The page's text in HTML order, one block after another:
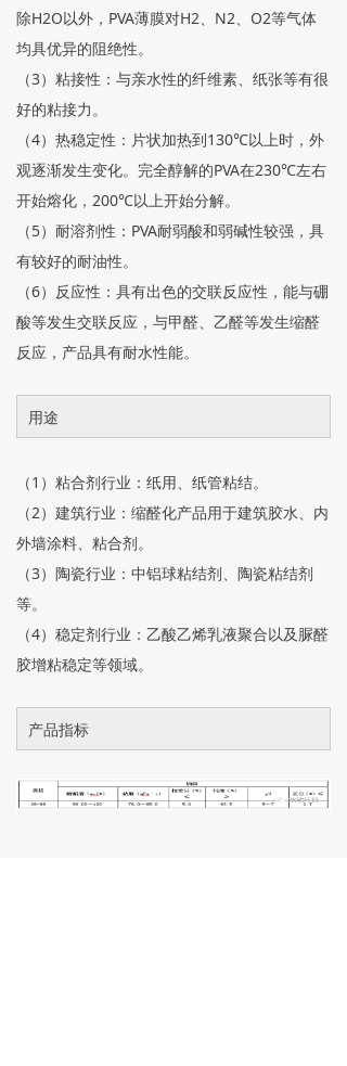
除H2O以外，PVA薄膜对H2、N2、O2等气体
均具优异的阻绝性。
（3）粘接性：与亲水性的纤维素、纸张等有很
好的粘接力。
（4）热稳定性：片状加热到130℃以上时，外
观逐渐发生变化。完全醇解的PVA在230℃左右
开始熔化，200℃以上开始分解。
（5）耐溶剂性：PVA耐弱酸和弱碱性较强，具
有较好的耐油性。
（6）反应性：具有出色的交联反应性，能与硼
酸等发生交联反应，与甲醛、乙醛等发生缩醛
反应，产品具有耐水性能。
用途
（1）粘合剂行业：纸用、纸管粘结。
（2）建筑行业：缩醛化产品用于建筑胶水、内
外墙涂料、粘合剂。
（3）陶瓷行业：中铝球粘结剂、陶瓷粘结剂
等。
（4）稳定剂行业：乙酸乙烯乳液聚合以及脲醛
胶增粘稳定等领域。
产品指标